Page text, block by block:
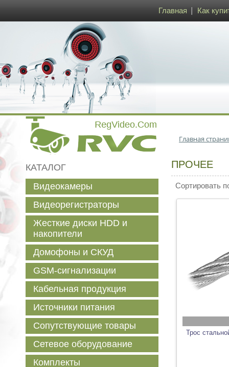
Главная Как
Главная
ПРОЧЕЕ
Сортировать
Трос
КАТАЛОГ
Видеокамеры
Видеорегистраторы
Жесткие диски HDD и
накопители
Домофоны и СКУД
GSM-сигнализации
Кабельная продукция
Источники питания
Сопутствующие товары
Сетевое оборудование
Комплекты